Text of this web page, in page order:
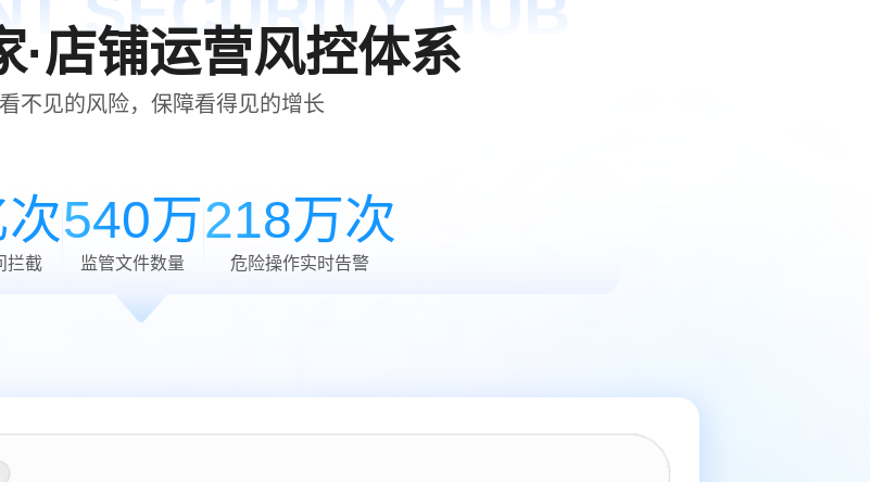
·店铺运营风控体系
不见的风险，保障看得见的增长
拦截
540万
监管文件数量
218万次
危险操作实时告警